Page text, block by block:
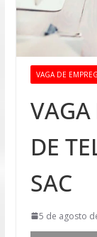
VAGA DE
VAGA
DE
SAC
5 de agosto